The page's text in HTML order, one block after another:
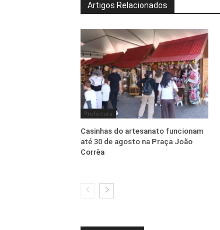
Artigos Relacionados
Prefeitura
Casinhas do artesanato funcionam
até 30 de agosto na Praça João
Corrêa